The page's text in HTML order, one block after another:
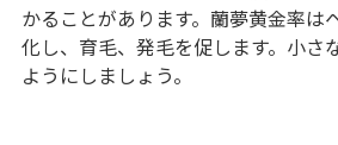
かることがあります。蘭夢黄金率は
化し、育毛、発毛を促します。小さ
ようにしましょう。